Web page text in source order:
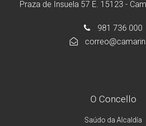
Praza de Insuela 57 E. 15123 -
981 736 000
O Concello
Saúdo da Alcaldía